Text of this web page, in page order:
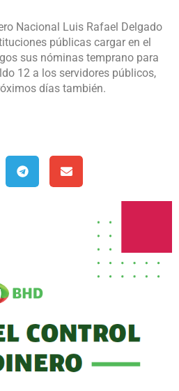
Nacional Luis Rafael Delgado
públicas cargar en el
sus nóminas temprano para
12 a los servidores públicos,
días también.